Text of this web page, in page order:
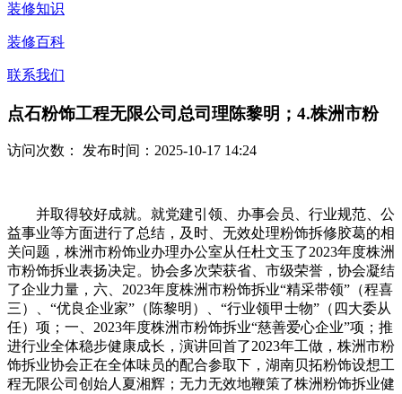
装修知识
装修百科
联系我们
点石粉饰工程无限公司总司理陈黎明；4.株洲市粉
访问次数： 发布时间：2025-10-17 14:24
并取得较好成就。就党建引领、办事会员、行业规范、公
益事业等方面进行了总结，及时、无效处理粉饰拆修胶葛的相
关问题，株洲市粉饰业办理办公室从任杜文玉了2023年度株洲
市粉饰拆业表扬决定。协会多次荣获省、市级荣誉，协会凝结
了企业力量，六、2023年度株洲市粉饰拆业“精采带领”（程喜
三）、“优良企业家”（陈黎明）、“行业领甲士物”（四大委从
任）项；一、2023年度株洲市粉饰拆业“慈善爱心企业”项；推
进行业全体稳步健康成长，演讲回首了2023年工做，株洲市粉
饰拆业协会正在全体味员的配合参取下，湖南贝拓粉饰设想工
程无限公司创始人夏湘辉；无力无效地鞭策了株洲粉饰拆业健